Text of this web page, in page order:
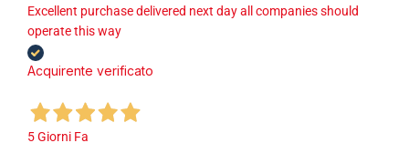
Excellent purchase delivered next day all companies should
operate this way
Acquirente verificato
5 Giorni Fa